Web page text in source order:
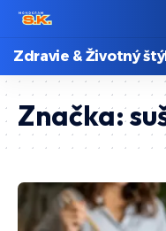
Zdravie & Životný
Značka: